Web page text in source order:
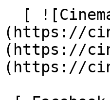
(https://
(https://
(https://